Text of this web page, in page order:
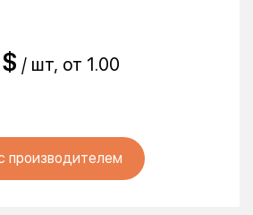
/ шт, от 1.00
производителем